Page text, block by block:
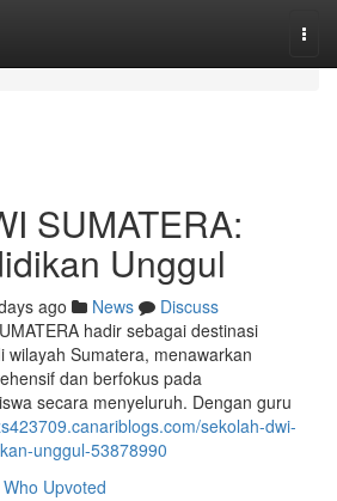
SUMATERA:
Unggul
ago News
Discuss
hadir sebagai destinasi
wilayah Sumatera, menawarkan
dan berfokus pada
secara menyeluruh. Dengan guru
sekolah-dwi-
unggul-53878990
Who Upvoted